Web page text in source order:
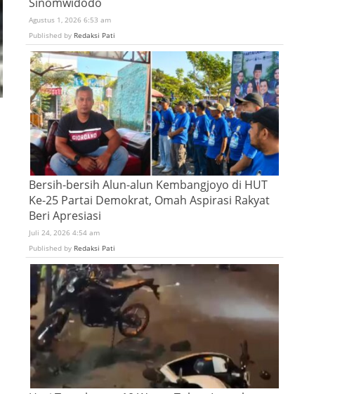
Agustus 1, 2026 6:53 am
Published by Redaksi Pati
Bersih-bersih Alun-alun Kembangjoyo di HUT
Ke-25 Partai Demokrat, Omah Aspirasi Rakyat
Beri Apresiasi
Juli 24, 2026 4:54 am
Published by Redaksi Pati